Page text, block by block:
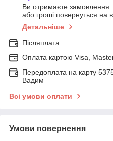
Ви отримаєте замовлення
або гроші повернуться на
Детальніше
Післяплата
Оплата картою Visa,
Передоплата на карту
Вадим
Всі умови оплати
Умови повернення